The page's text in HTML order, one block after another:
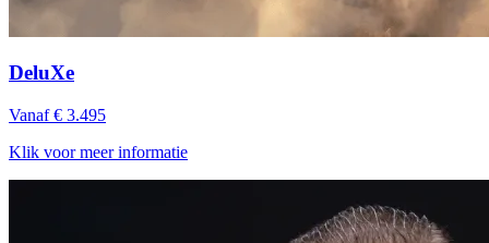
DeluXe
Vanaf € 3.495
Klik voor meer informatie